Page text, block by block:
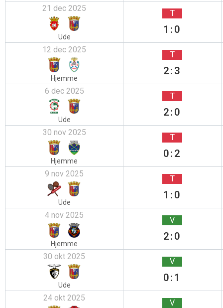
21 dec 2025
Ude
T
1:0
12 dec 2025
Hjemme
T
2:3
6 dec 2025
Ude
T
2:0
30 nov 2025
Hjemme
T
0:2
9 nov 2025
Ude
T
1:0
4 nov 2025
Hjemme
V
2:0
30 okt 2025
Ude
V
0:1
24 okt 2025 V